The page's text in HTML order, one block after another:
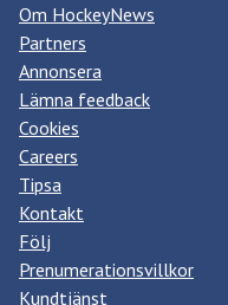
Om HockeyNews
Partners
Annonsera
Lämna feedback
Cookies
Careers
Tipsa
Kontakt
Följ
Prenumerationsvillkor
Kundtjänst